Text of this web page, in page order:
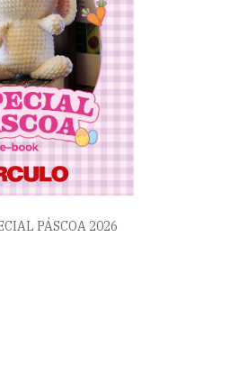
PÁSCOA 2026